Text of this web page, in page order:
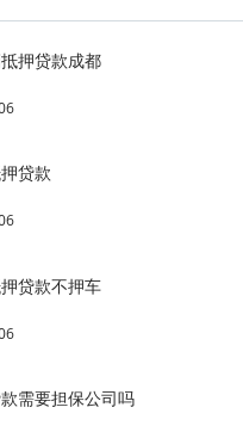
押贷款成都
贷款
贷款不押车
需要担保公司吗